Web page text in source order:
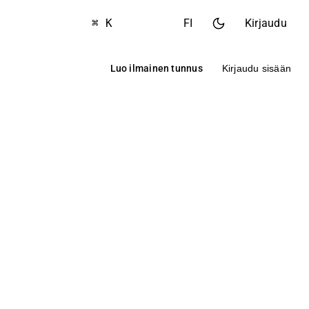
⌘ K FI Kirjaudu
Luo ilmainen tunnus Kirjaudu sisään